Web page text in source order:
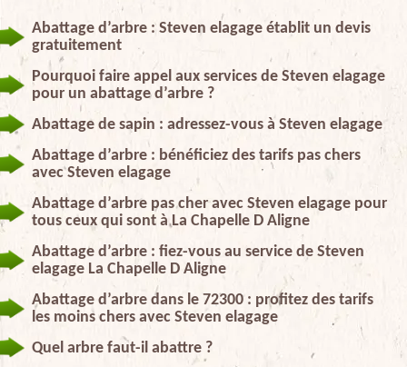
Abattage d’arbre : Steven elagage établit un devis
gratuitement
Pourquoi faire appel aux services de Steven elagage
pour un abattage d’arbre ?
Abattage de sapin : adressez-vous à Steven elagage
Abattage d’arbre : bénéficiez des tarifs pas chers
avec Steven elagage
Abattage d’arbre pas cher avec Steven elagage pour
tous ceux qui sont à La Chapelle D Aligne
Abattage d’arbre : fiez-vous au service de Steven
elagage La Chapelle D Aligne
Abattage d’arbre dans le 72300 : profitez des tarifs
les moins chers avec Steven elagage
Quel arbre faut-il abattre ?